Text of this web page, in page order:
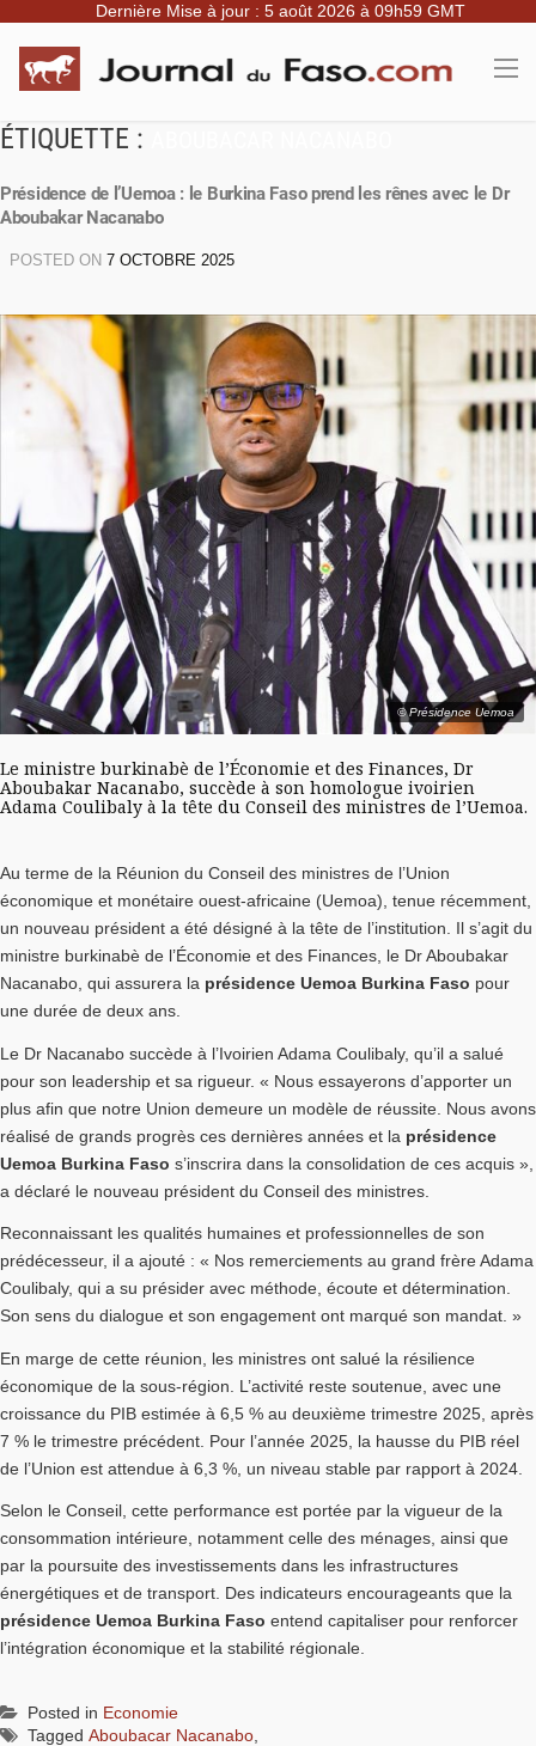
Dernière Mise à jour : 5 août 2026 à 09h59 GMT
ÉTIQUETTE :
Présidence de l’Uemoa : le Burkina Faso prend les rênes avec le Dr
Aboubakar Nacanabo
POSTED ON 7 OCTOBRE 2025
© Présidence Uemoa
Le ministre burkinabè de l’Économie et des Finances, Dr
Aboubakar Nacanabo, succède à son homologue ivoirien
Adama Coulibaly à la tête du Conseil des ministres de l’Uemoa.
Au terme de la Réunion du Conseil des ministres de l’Union
économique et monétaire ouest-africaine (Uemoa), tenue récemment,
un nouveau président a été désigné à la tête de l’institution. Il s’agit du
ministre burkinabè de l’Économie et des Finances, le Dr Aboubakar
Nacanabo, qui assurera la présidence Uemoa Burkina Faso pour
une durée de deux ans.
Le Dr Nacanabo succède à l’Ivoirien Adama Coulibaly, qu’il a salué
pour son leadership et sa rigueur. « Nous essayerons d’apporter un
plus afin que notre Union demeure un modèle de réussite. Nous avons
réalisé de grands progrès ces dernières années et la présidence
Uemoa Burkina Faso s’inscrira dans la consolidation de ces acquis »,
a déclaré le nouveau président du Conseil des ministres.
Reconnaissant les qualités humaines et professionnelles de son
prédécesseur, il a ajouté : « Nos remerciements au grand frère Adama
Coulibaly, qui a su présider avec méthode, écoute et détermination.
Son sens du dialogue et son engagement ont marqué son mandat. »
En marge de cette réunion, les ministres ont salué la résilience
économique de la sous-région. L’activité reste soutenue, avec une
croissance du PIB estimée à 6,5 % au deuxième trimestre 2025, après
7 % le trimestre précédent. Pour l’année 2025, la hausse du PIB réel
de l’Union est attendue à 6,3 %, un niveau stable par rapport à 2024.
Selon le Conseil, cette performance est portée par la vigueur de la
consommation intérieure, notamment celle des ménages, ainsi que
par la poursuite des investissements dans les infrastructures
énergétiques et de transport. Des indicateurs encourageants que la
présidence Uemoa Burkina Faso entend capitaliser pour renforcer
l’intégration économique et la stabilité régionale.
Posted in Economie
Tagged Aboubacar Nacanabo